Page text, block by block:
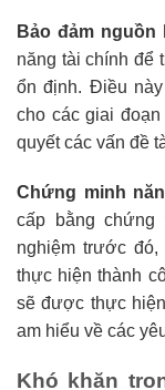
Bảo đảm
năng tài chính để
ổn định. Điều
cho các giai
quyết các vấn đề
Chứng minh
cấp bằng chứng
nghiệm trước
thực hiện thành
sẽ được thực
am hiểu về các
Khó khăn